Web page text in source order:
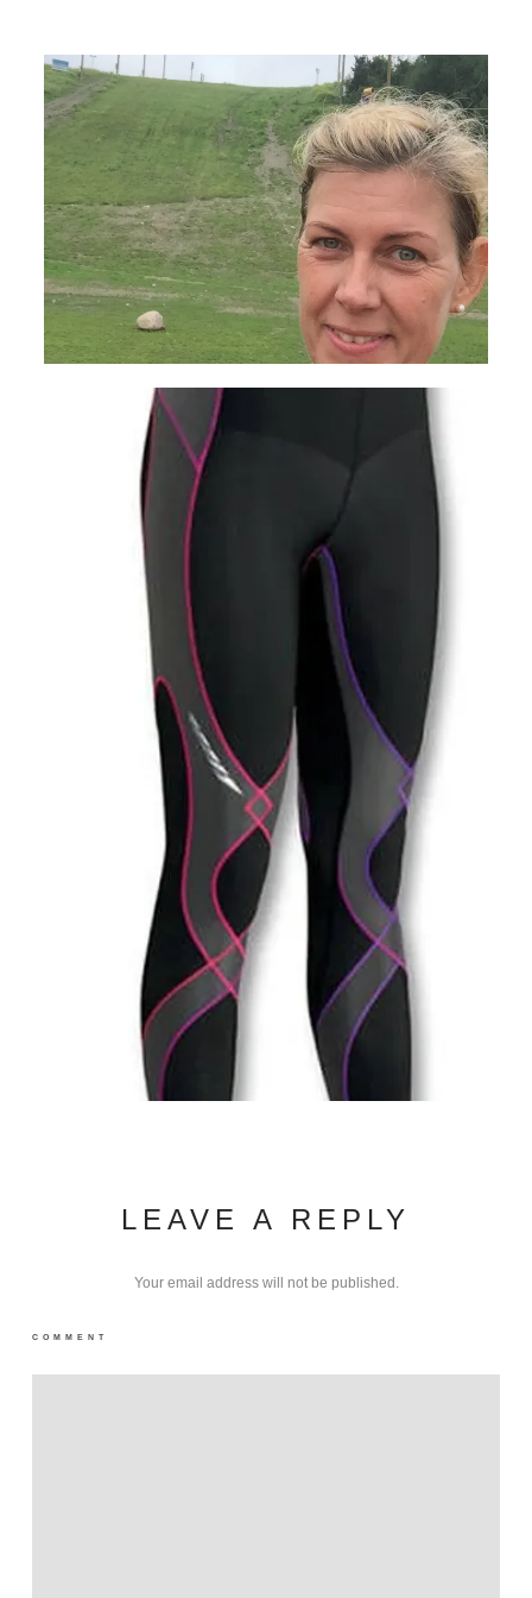
LEAVE A REPLY
Your email address will not be published.
COMMENT